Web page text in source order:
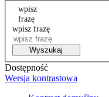
wpisz
frazę
wpisz frazę
Wyszukaj
Dostępność
Wersja kontrastowa